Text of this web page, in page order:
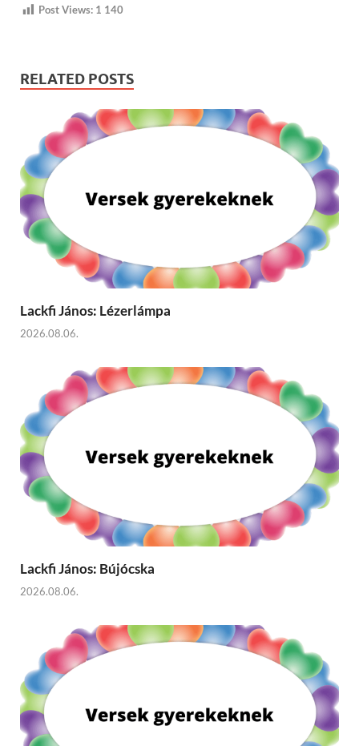
Post Views: 1 140
RELATED POSTS
Lackfi János: Lézerlámpa
2026.08.06.
Lackfi János: Bújócska
2026.08.06.